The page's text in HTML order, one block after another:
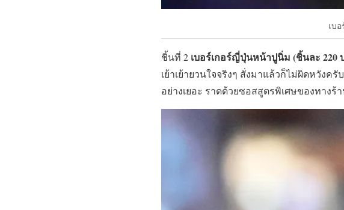
เบ
ชิ้นที่ 2 เบอร์เกอร์ญี่ปุ่นหน้าปูนิ่ม (ชิ้นละ 220
เย้าเย้ายวนใจจริงๆ สั่งมาแล้วก็ไม่ผิดหวัง
อย่างเยอะ ราดด้วยซอสสูตรพิเศษของทางร้